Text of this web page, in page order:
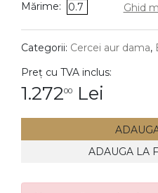
DIAMANTE
Cercei
Mărime: 0.7 Ghid
Categorii: Cercei aur dama,
Preț cu TVA inclus:
1.27200 Lei
ADAUGA LA